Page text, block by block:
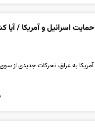
اسرائیل و آمریکا / آیا
به عراق، تحرکات جدیدی از